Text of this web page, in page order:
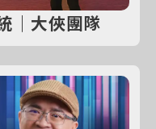
｜大俠團隊